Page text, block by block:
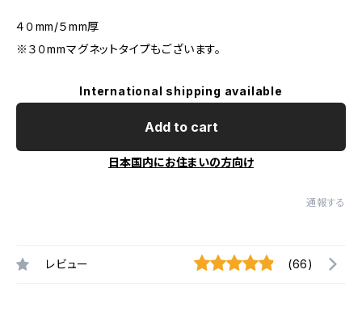
４０mm/５mm厚
※３０mmマグネットタイプもございます。
International shipping available
Add to cart
日本国内にお住まいの方向け
通報する
レビュー (66)